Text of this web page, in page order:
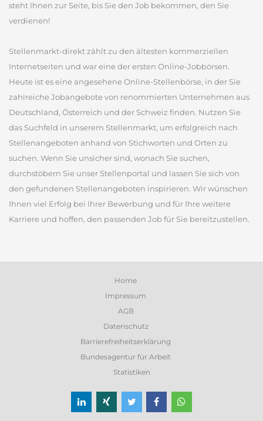
steht Ihnen zur Seite, bis Sie den Job bekommen, den Sie
verdienen!
Stellenmarkt-direkt zählt zu den ältesten kommerziellen
Internetseiten und war eine der ersten Online-Jobbörsen.
Heute ist es eine angesehene Online-Stellenbörse, in der Sie
zahlreiche Jobangebote von renommierten Unternehmen aus
Deutschland, Österreich und der Schweiz finden. Nutzen Sie
das Suchfeld in unserem Stellenmarkt, um erfolgreich nach
Stellenangeboten anhand von Stichworten und Orten zu
suchen. Wenn Sie unsicher sind, wonach Sie suchen,
durchstöbern Sie unser Stellenportal und lassen Sie sich von
den gefundenen Stellenangeboten inspirieren. Wir wünschen
Ihnen viel Erfolg bei Ihrer Bewerbung und für Ihre weitere
Karriere und hoffen, den passenden Job für Sie bereitzustellen.
Home
Impressum
AGB
Datenschutz
Barrierefreiheitserklärung
Bundesagentur für Arbeit
Statistiken